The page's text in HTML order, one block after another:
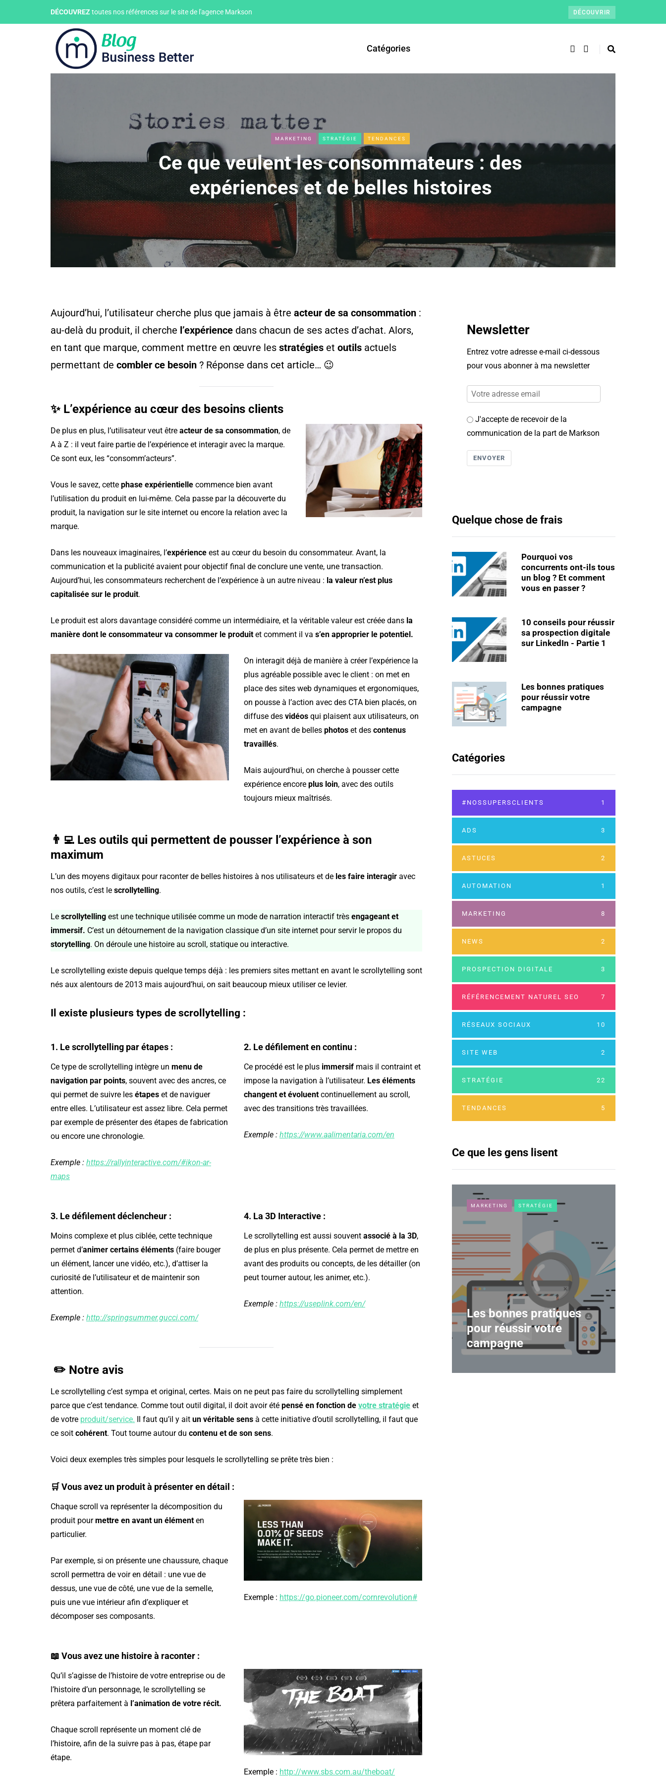
DÉCOUVREZ toutes nos références sur le site de l'agence Markson DÉCOUVRIR
Catégories
MARKETING STRATÉGIE TENDANCES
Ce que veulent les consommateurs : des
expériences et de belles histoires
Aujourd’hui, l’utilisateur cherche plus que jamais à être acteur de sa consommation :
au-delà du produit, il cherche l’expérience dans chacun de ses actes d’achat. Alors,
en tant que marque, comment mettre en œuvre les stratégies et outils actuels
permettant de combler ce besoin ? Réponse dans cet article… 😉
✨ L’expérience au cœur des besoins clients
De plus en plus, l’utilisateur veut être acteur de sa consommation, de
A à Z : il veut faire partie de l’expérience et interagir avec la marque.
Ce sont eux, les “consomm’acteurs”.
Vous le savez, cette phase expérientielle commence bien avant
l’utilisation du produit en lui-même. Cela passe par la découverte du
produit, la navigation sur le site internet ou encore la relation avec la
marque.
Dans les nouveaux imaginaires, l’expérience est au cœur du besoin du consommateur. Avant, la
communication et la publicité avaient pour objectif final de conclure une vente, une transaction.
Aujourd’hui, les consommateurs recherchent de l’expérience à un autre niveau : la valeur n’est plus
capitalisée sur le produit.
Le produit est alors davantage considéré comme un intermédiaire, et la véritable valeur est créée dans la
manière dont le consommateur va consommer le produitet comment il va s’en approprier le potentiel.
On interagit déjà de manière à créer l’expérience la
plus agréable possible avec le client : on met en
place des sites web dynamiques et ergonomiques,
on pousse à l’action avec des CTA bien placés, on
diffuse des vidéos qui plaisent aux utilisateurs, on
met en avant de belles photos et des contenus
travaillés.
Mais aujourd’hui, on cherche à pousser cette
expérience encore plus loin, avec des outils
toujours mieux maîtrisés.
👨‍💻 Les outils qui permettent de pousser l’expérience à son
maximum
L’un des moyens digitaux pour raconter de belles histoires à nos utilisateurs et de les faire interagir avec
nos outils, c’est le scrollytelling.
Le scrollytelling est une technique utilisée comme un mode de narration interactif très engageant et
immersif. C’est un détournement de la navigation classique d’un site internet pour servir le propos du
storytelling. On déroule une histoire au scroll, statique ou interactive.
Le scrollytelling existe depuis quelque temps déjà : les premiers sites mettant en avant le scrollytelling sont
nés aux alentours de 2013 mais aujourd’hui, on sait beaucoup mieux utiliser ce levier.
Il existe plusieurs types de scrollytelling :
1. Le scrollytelling par étapes :
Ce type de scrollytelling intègre un menu de
navigation par points, souvent avec des ancres, ce
qui permet de suivre les étapes et de naviguer
entre elles. L’utilisateur est assez libre. Cela permet
par exemple de présenter des étapes de fabrication
ou encore une chronologie.
Exemple : https://rallyinteractive.com/#ikon-ar-
maps
2. Le défilement en continu :
Ce procédé est le plus immersif mais il contraint et
impose la navigation à l’utilisateur. Les éléments
changent et évoluentcontinuellement au scroll,
avec des transitions très travaillées.
Exemple : https://www.aalimentaria.com/en
3. Le défilement déclencheur :
Moins complexe et plus ciblée, cette technique
permet d’animer certains éléments (faire bouger
un élément, lancer une vidéo, etc.), d’attiser la
curiosité de l’utilisateur et de maintenir son
attention.
Exemple : http://springsummer.gucci.com/
4. La 3D Interactive :
Le scrollytelling est aussi souvent associé à la 3D,
de plus en plus présente. Cela permet de mettre en
avant des produits ou concepts, de les détailler (on
peut tourner autour, les animer, etc.).
Exemple : https://useplink.com/en/
✏️ Notre avis
Le scrollytelling c’est sympa et original, certes. Mais on ne peut pas faire du scrollytelling simplement
parce que c’est tendance. Comme tout outil digital, il doit avoir été pensé en fonction de votre stratégie et
de votre produit/service. Il faut qu’il y ait un véritable sens à cette initiative d’outil scrollytelling, il faut que
ce soit cohérent. Tout tourne autour du contenu et de son sens.
Voici deux exemples très simples pour lesquels le scrollytelling se prête très bien :
🛒 Vous avez un produit à présenter en détail :
Chaque scroll va représenter la décomposition du
produit pourmettre en avant un élémenten
particulier.
Par exemple, si on présente une chaussure, chaque
scroll permettra de voir en détail : une vue de
dessus, une vue de côté, une vue de la semelle,
puis une vue intérieur afin d’expliquer et
décomposer ses composants.
Exemple : https://go.pioneer.com/cornrevolution#
📖 Vous avez une histoire à raconter :
Qu’il s’agisse de l’histoire de votre entreprise ou de
l’histoire d’un personnage, le scrollytelling se
prêtera parfaitement à l’animation de votre récit.
Chaque scroll représente un moment clé de
l’histoire, afin de la suivre pas à pas, étape par
étape.
Exemple : http://www.sbs.com.au/theboat/
Newsletter
Entrez votre adresse e-mail ci-dessous
pour vous abonner à ma newsletter
J'accepte de recevoir de la
communication de la part de Markson
ENVOYER
Quelque chose de frais
Pourquoi vos
concurrents ont-ils tous
un blog ? Et comment
vous en passer ?
10 conseils pour réussir
sa prospection digitale
sur LinkedIn - Partie 1
Les bonnes pratiques
pour réussir votre
campagne
Catégories
#NOSSUPERSCLIENTS 1
ADS 3
ASTUCES 2
AUTOMATION 1
MARKETING 8
NEWS 2
PROSPECTION DIGITALE 3
RÉFÉRENCEMENT NATUREL SEO 7
RÉSEAUX SOCIAUX 10
SITE WEB 2
STRATÉGIE 22
TENDANCES 5
Ce que les gens lisent
: Le potentiel et
concurrents ont-ils tous
MARKETING STRATÉGIE
Les bonnes pratiques
pour réussir votre
campagne